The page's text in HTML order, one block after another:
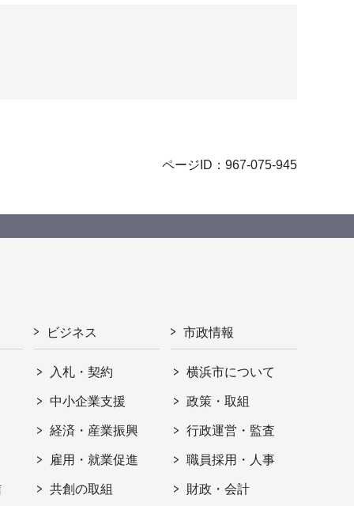
ページID：967-075-945
ビジネス
入札・契約
中小企業支援
経済・産業振興
雇用・就業促進
共創の取組
市政情報
横浜市について
政策・取組
行政運営・監査
職員採用・人事
財政・会計